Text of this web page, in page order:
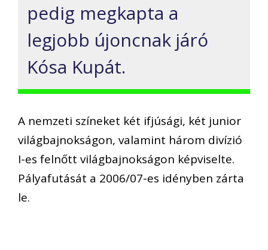
pedig megkapta a
legjobb újoncnak járó
Kósa Kupát.
A nemzeti színeket két ifjúsági, két junior
világbajnokságon, valamint három divízió
I-es felnőtt világbajnokságon képviselte.
Pályafutását a 2006/07-es idényben zárta
le.